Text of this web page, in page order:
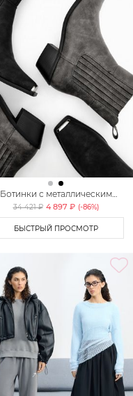
Ботинки с металлическим
мысом Lera Nena Unreal
34 421 ₽ 4 897 ₽ (-86%)
БЫСТРЫЙ ПРОСМОТР